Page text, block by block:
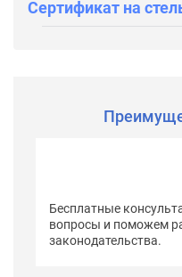
Сертификат на
Бесплатные
вопросы и поможем
законодательства.